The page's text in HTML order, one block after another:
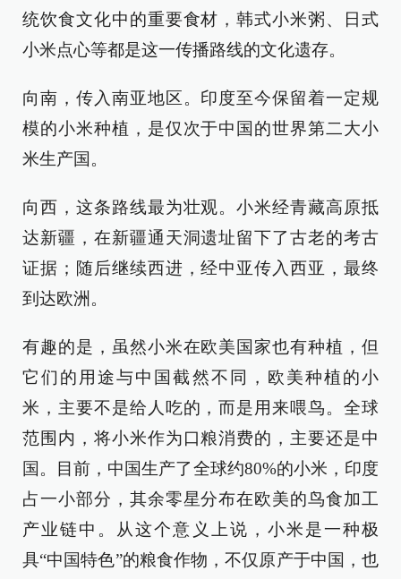
统饮食文化中的重要食材，韩式小米粥、日式
小米点心等都是这一传播路线的文化遗存。
向南，传入南亚地区。印度至今保留着一定规
模的小米种植，是仅次于中国的世界第二大小
米生产国。
向西，这条路线最为壮观。小米经青藏高原抵
达新疆，在新疆通天洞遗址留下了古老的考古
证据；随后继续西进，经中亚传入西亚，最终
到达欧洲。
有趣的是，虽然小米在欧美国家也有种植，但
它们的用途与中国截然不同，欧美种植的小
米，主要不是给人吃的，而是用来喂鸟。全球
范围内，将小米作为口粮消费的，主要还是中
国。目前，中国生产了全球约80%的小米，印度
占一小部分，其余零星分布在欧美的鸟食加工
产业链中。从这个意义上说，小米是一种极
具“中国特色”的粮食作物，不仅原产于中国，也